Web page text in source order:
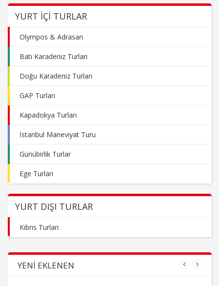
YURT İÇI TURLAR
Olympos & Adrasan
Batı Karadeniz Turları
Doğu Karadeniz Turları
GAP Turları
Kapadokya Turları
İstanbul Maneviyat Turu
Günübirlik Turlar
Ege Turları
YURT DIŞI TURLAR
Kıbrıs Turları
YENI EKLENEN